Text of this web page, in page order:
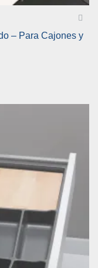
– Para Cajones y